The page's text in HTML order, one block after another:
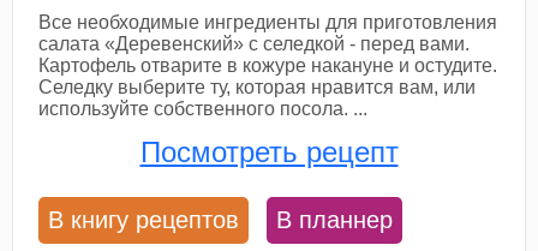
Все необходимые ингредиенты для приготовления
салата «Деревенский» с селедкой - перед вами.
Картофель отварите в кожуре накануне и остудите.
Селедку выберите ту, которая нравится вам, или
используйте собственного посола. ...
Посмотреть рецепт
В книгу рецептов В планнер